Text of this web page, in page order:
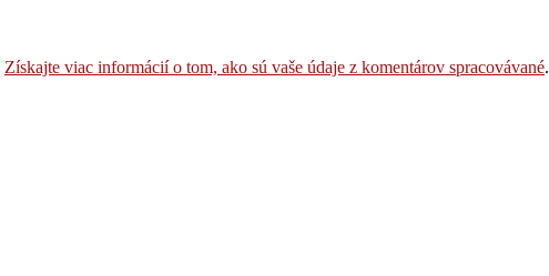
Získajte viac informácií o tom, ako sú vaše údaje z komentárov spracovávané.